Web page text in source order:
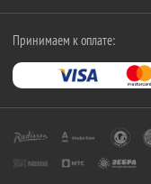
Принимаем к оплате: